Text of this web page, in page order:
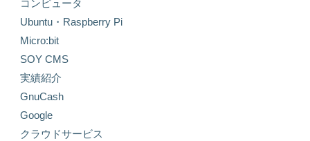
コンピュータ
Ubuntu・Raspberry Pi
Micro:bit
SOY CMS
実績紹介
GnuCash
Google
クラウドサービス